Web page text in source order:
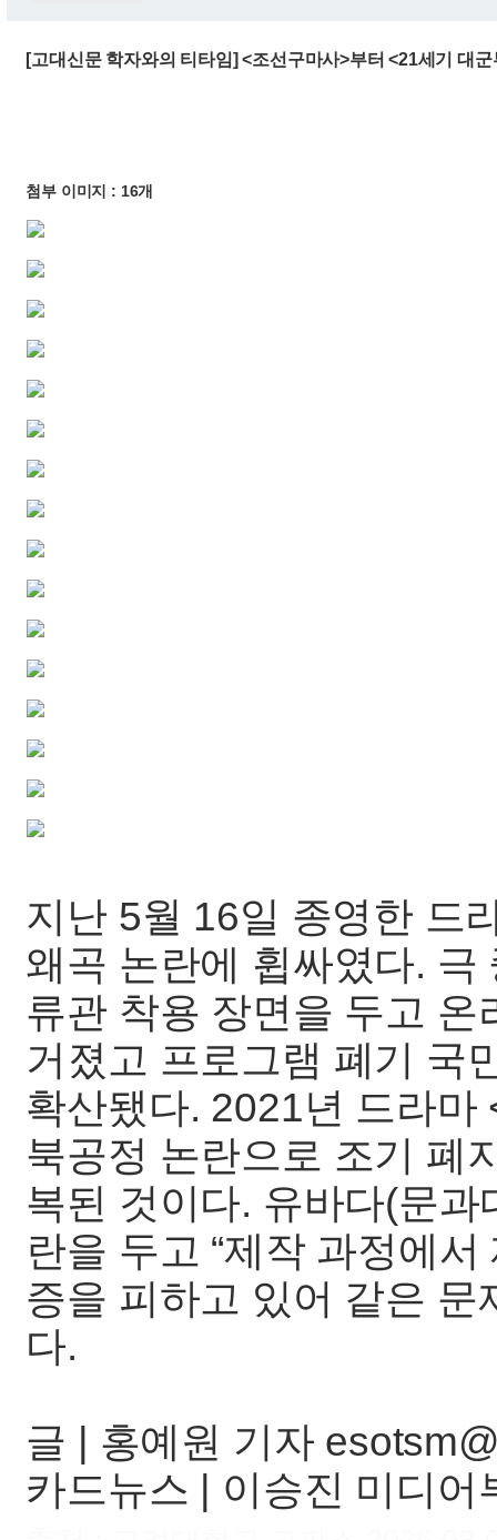
[고대신문 학자와의 티타임] <조선구마사>부터 <21세기 대
첨부 이미지 : 16개
지난 5월 16일 종영한 드
왜곡 논란에 휩싸였다. 극
류관 착용 장면을 두고
거졌고 프로그램 폐기 국
확산됐다. 2021년 드라
북공정 논란으로 조기 폐
복된 것이다. 유바다(문
란을 두고 “제작 과정에
증을 피하고 있어 같은 문
다.
글 | 홍예원 기자
카드뉴스 | 이승진 미디어